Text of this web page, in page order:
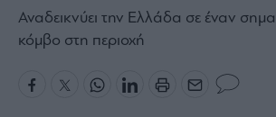
Bloomberg
Αναδεικνύει την Ελλάδα σε έναν
κόμβο στη περιοχή